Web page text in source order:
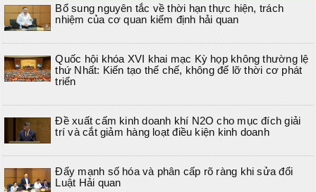
Bổ sung nguyên tắc về thời hạn thực hiện, trách
nhiệm của cơ quan kiểm định hải quan
Quốc hội khóa XVI khai mạc Kỳ họp không thường lệ
thứ Nhất: Kiến tạo thể chế, không để lỡ thời cơ phát
triển
Đề xuất cấm kinh doanh khí N2O cho mục đích giải
trí và cắt giảm hàng loạt điều kiện kinh doanh
Đẩy mạnh số hóa và phân cấp rõ ràng khi sửa đổi
Luật Hải quan